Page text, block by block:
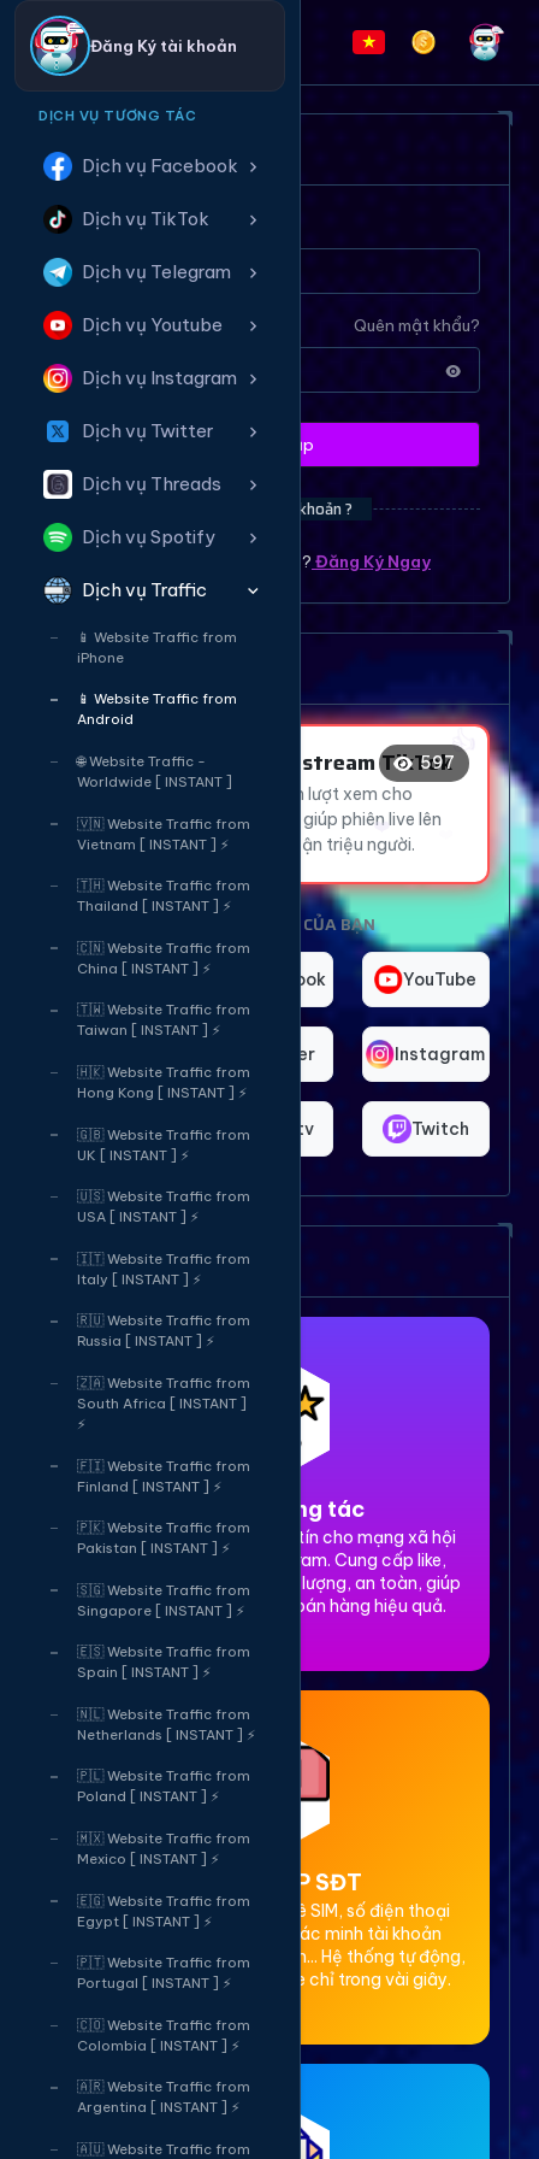
Đăng Ký tài khoản
DỊCH VỤ TƯƠNG TÁC
Dịch vụ Facebook
Dịch vụ TikTok
Dịch vụ Telegram
Dịch vụ Youtube
Dịch vụ Instagram
Dịch vụ Twitter
Dịch vụ Threads
Dịch vụ Spotify
Dịch vụ Traffic
📱 Website Traffic from
iPhone
📱 Website Traffic from
Android
🌐 Website Traffic -
Worldwide [ INSTANT ]
🇻🇳 Website Traffic from
Vietnam [ INSTANT ] ⚡
🇹🇭 Website Traffic from
Thailand [ INSTANT ] ⚡
🇨🇳 Website Traffic from
China [ INSTANT ] ⚡
🇹🇼 Website Traffic from
Taiwan [ INSTANT ] ⚡
🇭🇰 Website Traffic from
Hong Kong [ INSTANT ] ⚡
🇬🇧 Website Traffic from
UK [ INSTANT ] ⚡
🇺🇸 Website Traffic from
USA [ INSTANT ] ⚡
🇮🇹 Website Traffic from
Italy [ INSTANT ] ⚡
🇷🇺 Website Traffic from
Russia [ INSTANT ] ⚡
🇿🇦 Website Traffic from
South Africa [ INSTANT ]
⚡
🇫🇮 Website Traffic from
Finland [ INSTANT ] ⚡
🇵🇰 Website Traffic from
Pakistan [ INSTANT ] ⚡
🇸🇬 Website Traffic from
Singapore [ INSTANT ] ⚡
🇪🇸 Website Traffic from
Spain [ INSTANT ] ⚡
🇳🇱 Website Traffic from
Netherlands [ INSTANT ] ⚡
🇵🇱 Website Traffic from
Poland [ INSTANT ] ⚡
🇲🇽 Website Traffic from
Mexico [ INSTANT ] ⚡
🇪🇬 Website Traffic from
Egypt [ INSTANT ] ⚡
🇵🇹 Website Traffic from
Portugal [ INSTANT ] ⚡
🇨🇴 Website Traffic from
Colombia [ INSTANT ] ⚡
🇦🇷 Website Traffic from
Argentina [ INSTANT ] ⚡
🇦🇺 Website Traffic from
ĐĂNG NHẬP HỆ THỐNG
Tên tài khoản
Quên mật khẩu?
Mật khẩu
Đăng nhập
Bạn chưa có tài khoản ?
Bạn chưa có tài khoản ? ? Đăng Ký Ngay
Dịch vụ tăng mắt Livetream
Tăng Mắt Livestream TikTok
Thu hút hàng ngàn lượt xem cho
livestream TikTok, giúp phiên live lên
xu hướng và tiếp cận triệu người.
597
😍
❤️
😂
❤️
❤️
CHỌN NỀN TẢNG CỦA BẠN
TikTok Facebook YouTube
Twitter Instagram
Shopee Bigo.tv Twitch
Dịch vụ của chúng tôi
1. Tăng tương tác
Dịch vụ tăng tương tác uy tín cho mạng xã hội
Facebook, TikTok, Instagram. Cung cấp like,
share, comment, view chất lượng, an toàn, giúp
xây dựng thương hiệu và bán hàng hiệu quả.
2. Thuê OTP SĐT
Cung cấp dịch vụ cho thuê SIM, số điện thoại
(SĐT) để nhận mã OTP xác minh tài khoản
Facebook, Google, Telegram... Hệ thống tự động,
bảo mật, giá rẻ, nhận code chỉ trong vài giây.